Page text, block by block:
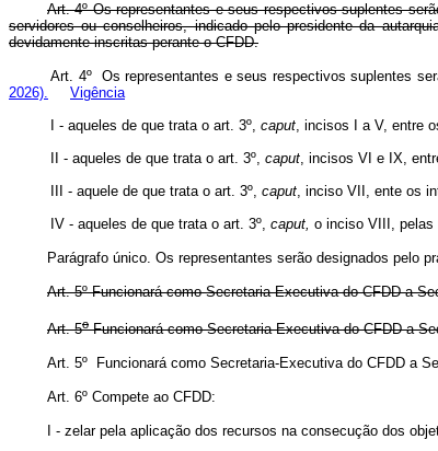
Art. 4º Os representantes e seus respectivos suplentes
servidores ou conselheiros, indicado pelo presidente da
devidamente inscritas perante o CFDD.
Art. 4º Os representantes e seus respectivos suplentes
2026).
Vigência
I - aqueles de que trata o art. 3º, caput, incisos I a V, entre
II - aqueles de que trata o art. 3º, caput, incisos VI e IX,
III - aquele de que trata o art. 3º, caput, inciso VII, ente os
IV - aqueles de que trata o art. 3º, caput, o inciso VIII,
Parágrafo único. Os representantes serão designados pelo
Art. 5º Funcionará como Secretaria-Executiva do CFDD a
Art. 5oFuncionará como Secretaria-Executiva do CFDD a
Art. 5º Funcionará como Secretaria-Executiva do CFDD a
Art. 6º Compete ao CFDD:
I - zelar pela aplicação dos recursos na consecução dos